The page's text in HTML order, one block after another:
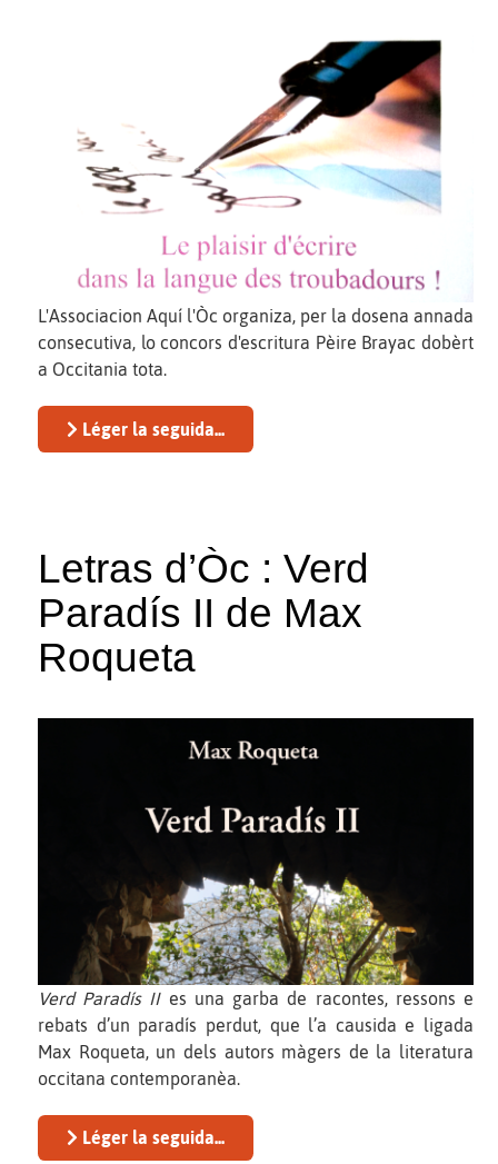
L'Associacion Aquí l'Òc organiza, per la dosena annada
consecutiva, lo concors d'escritura Pèire Brayac dobèrt
a Occitania tota.
Léger la seguida...
Letras d’Òc : Verd
Paradís II de Max
Roqueta
Verd Paradís IIes una garba de racontes, ressons e
rebats d’un paradís perdut, que l’a causida e ligada
Max Roqueta, un dels autors màgers de la literatura
occitana contemporanèa.
Léger la seguida...